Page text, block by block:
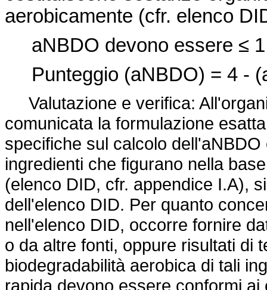
aerobicamente (cfr. elenco
aNBDO devono essere ≤
Punteggio (aNBDO) = 4 -
Valutazione e verifica:
comunicata la formulazione
specifiche sul calcolo
ingredienti che figurano nella
(elenco DID, cfr. appendice I.A),
dell'elenco DID. Per quanto
nell'elenco DID, occorre fornire
o da altre fonti, oppure risultati di
biodegradabilità aerobica di tali
rapida devono essere conformi